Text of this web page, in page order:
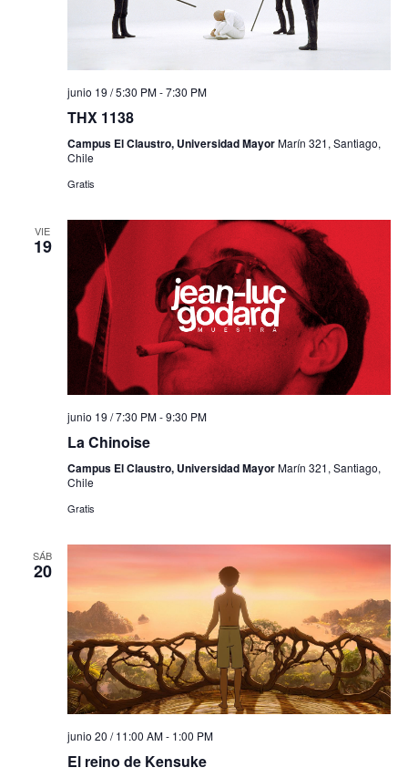
junio 19 / 5:30 PM-7:30 PM
THX 1138
Campus El Claustro, Universidad MayorMarín 321, Santiago,
Chile
Gratis
VIE
19
junio 19 / 7:30 PM-9:30 PM
La Chinoise
Campus El Claustro, Universidad MayorMarín 321, Santiago,
Chile
Gratis
SÁB
20
junio 20 / 11:00 AM- 1:00 PM
El reino de Kensuke